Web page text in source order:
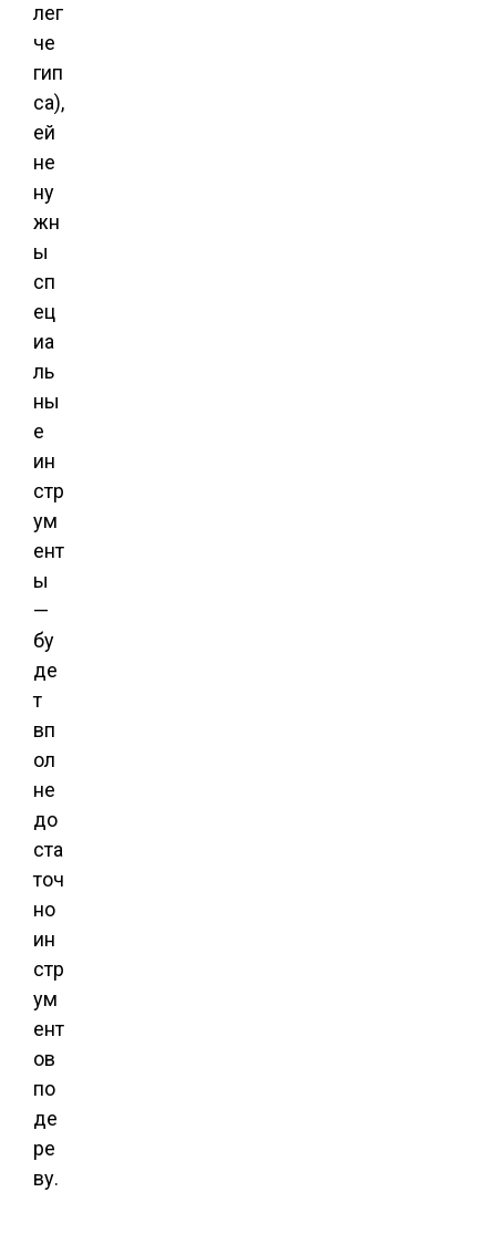
лег
че
гип
са),
ей
не
ну
жн
ы
сп
ец
иа
ль
ны
е
ин
стр
ум
ент
ы
—
бу
де
т
вп
ол
не
до
ста
точ
но
ин
стр
ум
ент
ов
по
де
ре
ву.